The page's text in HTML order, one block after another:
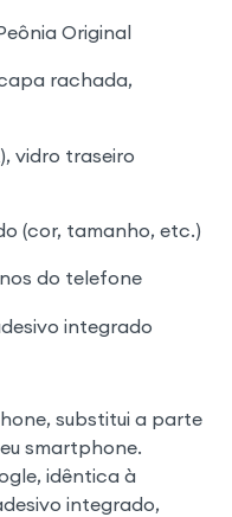
Original
rachada,
vidro traseiro
(cor, tamanho, etc.)
do telefone
integrado
substitui a parte
smartphone.
idêntica à
integrado,